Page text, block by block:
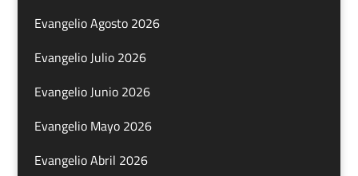
Evangelio Agosto 2026
Evangelio Julio 2026
Evangelio Junio 2026
Evangelio Mayo 2026
Evangelio Abril 2026